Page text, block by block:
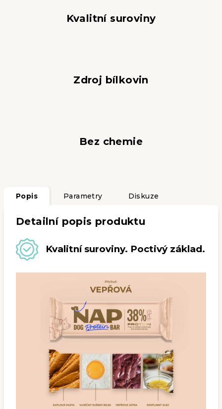
Kvalitní suroviny
Zdroj bílkovin
Bez chemie
Popis Parametry Diskuze
Detailní popis produktu
Kvalitní suroviny. Poctivý základ.